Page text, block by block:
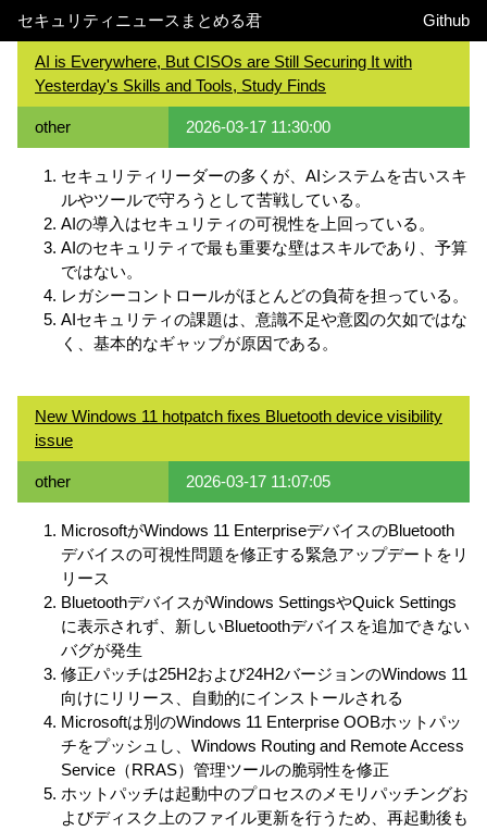
セキュリティニュースまとめる君 Github
AI is Everywhere, But CISOs are Still Securing It with
Yesterday's Skills and Tools, Study Finds
other 2026-03-17 11:30:00
セキュリティリーダーの多くが、AIシステムを古いスキ
ルやツールで守ろうとして苦戦している。
AIの導入はセキュリティの可視性を上回っている。
AIのセキュリティで最も重要な壁はスキルであり、予算
ではない。
レガシーコントロールがほとんどの負荷を担っている。
AIセキュリティの課題は、意識不足や意図の欠如ではな
く、基本的なギャップが原因である。
New Windows 11 hotpatch fixes Bluetooth device visibility
issue
other 2026-03-17 11:07:05
MicrosoftがWindows 11 EnterpriseデバイスのBluetooth
デバイスの可視性問題を修正する緊急アップデートをリ
リース
BluetoothデバイスがWindows SettingsやQuick Settings
に表示されず、新しいBluetoothデバイスを追加できない
バグが発生
修正パッチは25H2および24H2バージョンのWindows 11
向けにリリース、自動的にインストールされる
Microsoftは別のWindows 11 Enterprise OOBホットパッ
チをプッシュし、Windows Routing and Remote Access
Service（RRAS）管理ツールの脆弱性を修正
ホットパッチは起動中のプロセスのメモリパッチングお
よびディスク上のファイル更新を行うため、再起動後も